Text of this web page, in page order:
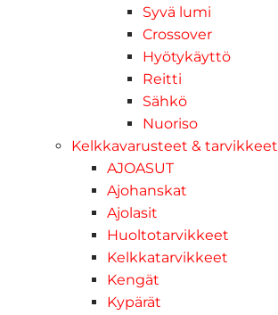
Syvä lumi
Crossover
Hyötykäyttö
Reitti
Sähkö
Nuoriso
Kelkkavarusteet & tarvikkeet
AJOASUT
Ajohanskat
Ajolasit
Huoltotarvikkeet
Kelkkatarvikkeet
Kengät
Kypärät